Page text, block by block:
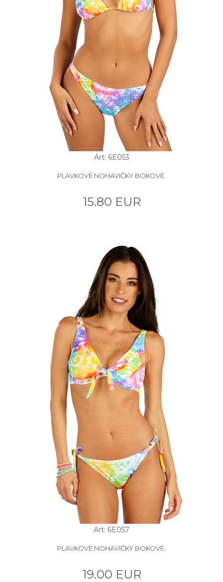
Art: 6E053
PLAVKOVÉ NOHAVIČKY BOKOVÉ.
15.80 EUR
Art: 6E057
PLAVKOVÉ NOHAVIČKY BOKOVÉ.
19.00 EUR